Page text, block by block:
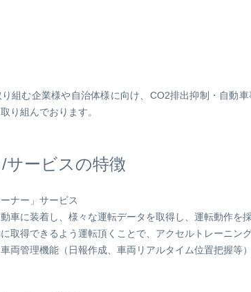
データ分析基盤
SORACOM Query
組む企業様や自治体様に向け、CO2排出抑制・自動
り組んでおります。
サービスの特徴
ナー」サービス
車に装着し、様々な運転データを取得し、運転動作を
取得できるよう運転頂くことで、アクセルトレーニン
両管理機能（日報作成、車両リアルタイム位置把握等